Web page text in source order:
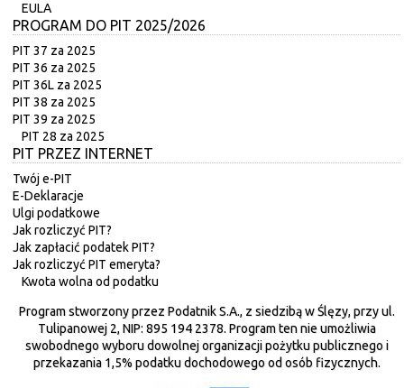
EULA
PROGRAM DO PIT 2025/2026
PIT 37 za 2025
PIT 36 za 2025
PIT 36L za 2025
PIT 38 za 2025
PIT 39 za 2025
PIT 28 za 2025
PIT PRZEZ INTERNET
Twój e-PIT
E-Deklaracje
Ulgi podatkowe
Jak rozliczyć PIT?
Jak zapłacić podatek PIT?
Jak rozliczyć PIT emeryta?
Kwota wolna od podatku
Program stworzony przez Podatnik S.A., z siedzibą w Ślęzy, przy ul.
Tulipanowej 2, NIP: 895 194 2378. Program ten nie umożliwia
swobodnego wyboru dowolnej organizacji pożytku publicznego i
przekazania 1,5% podatku dochodowego od osób fizycznych.